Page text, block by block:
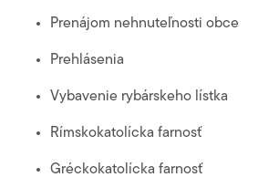
Prenájom nehnuteľnosti obce
Prehlásenia
Vybavenie rybárskeho lístka
Rímskokatolícka farnosť
Gréckokatolícka farnosť